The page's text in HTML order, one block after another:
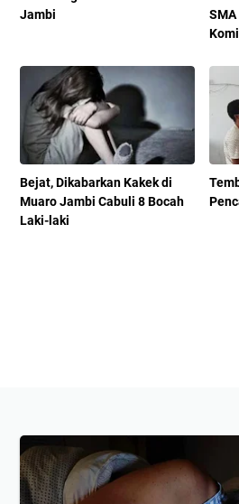
Jambi
Bejat, Dikabarkan Kakek di
Muaro Jambi Cabuli 8 Bocah
Laki-laki